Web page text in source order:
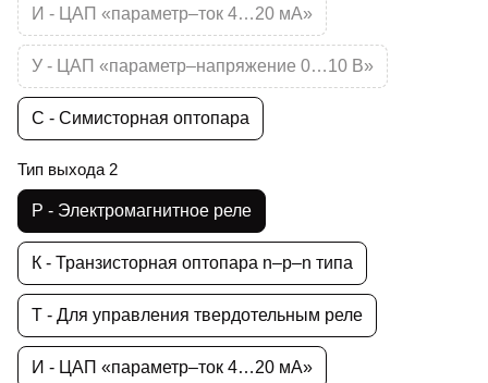
И - ЦАП «параметр–ток 4…20 мА»
У - ЦАП «параметр–напряжение 0…10 В»
С - Симисторная оптопара
Тип выхода 2
Р - Электромагнитное реле
К - Транзисторная оптопара n–p–n типа
Т - Для управления твердотельным реле
И - ЦАП «параметр–ток 4…20 мА»